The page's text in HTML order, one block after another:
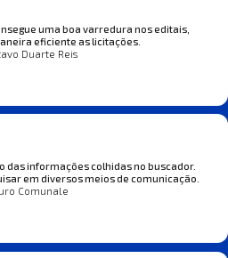
uma boa varredura nos editais,
eficiente as licitações.
Duarte Reis
das informações colhidas no buscador.
em diversos meios de comunicação.
Comunale